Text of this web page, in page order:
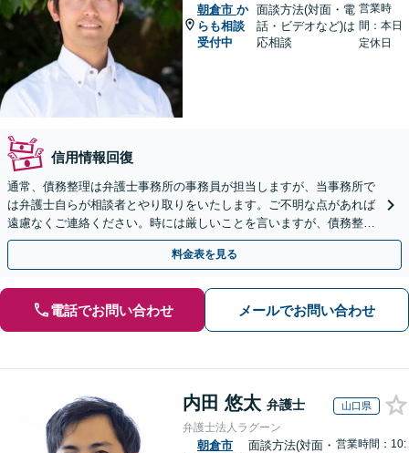
朝倉市 か
らも相談
受付中
面談方法(対面・電
話・ビデオなど)は
応相談
営業時
間：本日
定休日
信用情報回復
通常、債務整理は弁護士事務所の事務員が担当しますが、当事務所で
は弁護士自らが相談者とやり取りをいたします。ご不明な点があれば
遠慮なくご連絡ください。時には厳しいことを言いますが、債務整理
には相談者様のご協力が必要不可欠です。
料金表を見る
電話でお問い合わせ メールでお問い合わせ
内田 悠太 弁護士 山口県
弁護士法人ラグーン
朝倉市
面談方法(対面・ 営業時間：10: